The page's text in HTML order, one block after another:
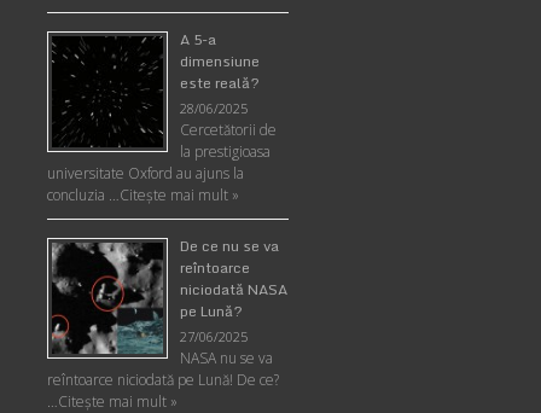
A 5-a
dimensiune
este reală?
28/06/2025
Cercetătorii de
la prestigioasa
universitate Oxford au ajuns la
concluzia …Citește mai mult »
De ce nu se va
reîntoarce
niciodată NASA
pe Lună?
27/06/2025
NASA nu se va
reîntoarce niciodată pe Lună! De ce?
…Citește mai mult »